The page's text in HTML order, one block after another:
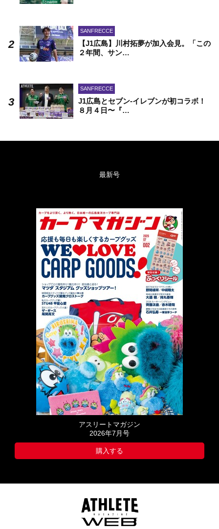
SANFRECCE
【J1広島】川村拓夢が加入会見。「この
２年間、サン…
SANFRECCE
J1広島とセブン-イレブンが初コラボ！
８月４日〜『…
最新号
アスリートマガジン
2026年7月号
購入する